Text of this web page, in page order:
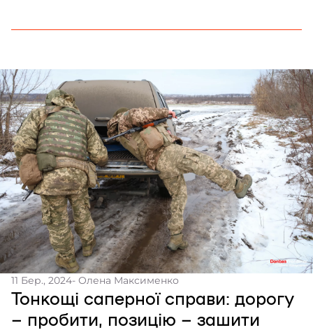
11 Бер., 2024- Олена Максименко
Тонкощі саперної справи: дорогу
– пробити, позицію – зашити